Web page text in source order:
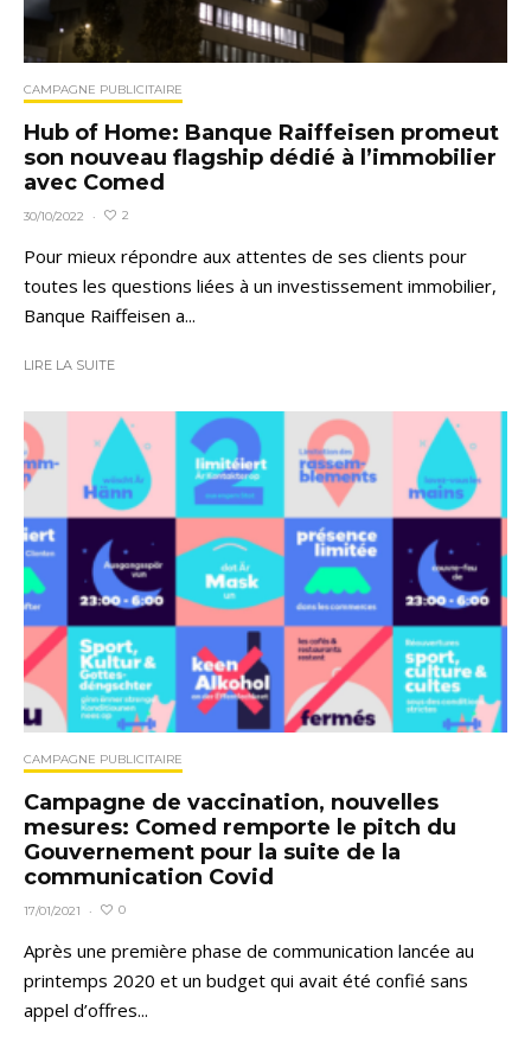
CAMPAGNE PUBLICITAIRE
Hub of Home: Banque Raiffeisen promeut
son nouveau flagship dédié à l’immobilier
avec Comed
30/10/2022 · 2
Pour mieux répondre aux attentes de ses clients pour
toutes les questions liées à un investissement immobilier,
Banque Raiffeisen a...
LIRE LA SUITE
CAMPAGNE PUBLICITAIRE
Campagne de vaccination, nouvelles
mesures: Comed remporte le pitch du
Gouvernement pour la suite de la
communication Covid
17/01/2021 · 0
Après une première phase de communication lancée au
printemps 2020 et un budget qui avait été confié sans
appel d’offres...